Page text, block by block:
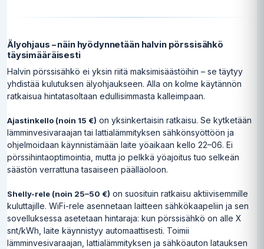
Älyohjaus – näin hyödynnetään halvin pörssisähkö
täysimääräisesti
Halvin pörssisähkö ei yksin riitä maksimisäästöihin – se täytyy
yhdistää kulutuksen älyohjaukseen. Alla on kolme käytännön
ratkaisua hintatasoltaan edullisimmasta kalleimpaan.
Ajastinkello (noin 15 €) on yksinkertaisin ratkaisu. Se kytketään
lämminvesivaraajan tai lattialämmityksen sähkönsyöttöön ja
ohjelmoidaan käynnistämään laite yöaikaan kello 22–06. Ei
pörssihintaoptimointia, mutta jo pelkkä yöajoitus tuo selkeän
säästön verrattuna tasaiseen päälläoloon.
Shelly-rele (noin 25–50 €) on suosituin ratkaisu aktiivisemmille
kuluttajille. WiFi-rele asennetaan laitteen sähkökaapeliin ja sen
sovelluksessa asetetaan hintaraja: kun pörssisähkö on alle X
snt/kWh, laite käynnistyy automaattisesti. Toimii
lämminvesivaraajan, lattialämmityksen ja sähköauton latauksen